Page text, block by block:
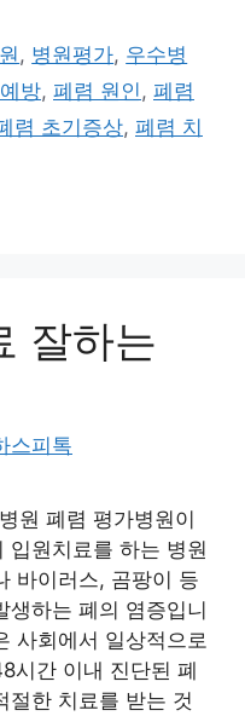
, 병원평가, 우수병
방, 폐렴 원인, 폐렴
렴 초기증상, 폐렴 치
잘하는
스피톡
원 폐렴 평가병원이
입원치료를 하는 병원
바이러스, 곰팡이 등
생하는 폐의 염증입니
사회에서 일상적으로
시간 이내 진단된 폐
절한 치료를 받는 것